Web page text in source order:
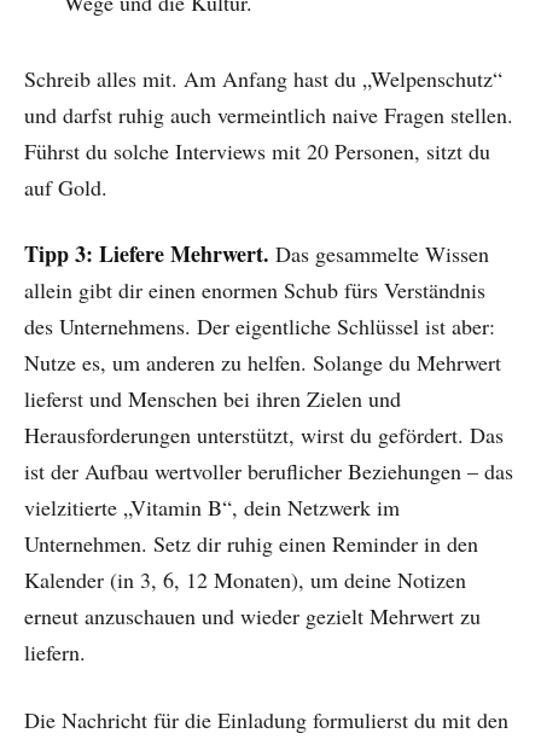
Schreib alles mit. Am Anfang hast du „Welpenschutz“
und darfst ruhig auch vermeintlich naive Fragen stellen.
Führst du solche Interviews mit 20 Personen, sitzt du
auf Gold.
Tipp 3: Liefere Mehrwert. Das gesammelte Wissen
allein gibt dir einen enormen Schub fürs Verständnis
des Unternehmens. Der eigentliche Schlüssel ist aber:
Nutze es, um anderen zu helfen. Solange du Mehrwert
lieferst und Menschen bei ihren Zielen und
Herausforderungen unterstützt, wirst du gefördert. Das
ist der Aufbau wertvoller beruflicher Beziehungen – das
vielzitierte „Vitamin B“, dein Netzwerk im
Unternehmen. Setz dir ruhig einen Reminder in den
Kalender (in 3, 6, 12 Monaten), um deine Notizen
erneut anzuschauen und wieder gezielt Mehrwert zu
liefern.
Die Nachricht für die Einladung formulierst du mit den